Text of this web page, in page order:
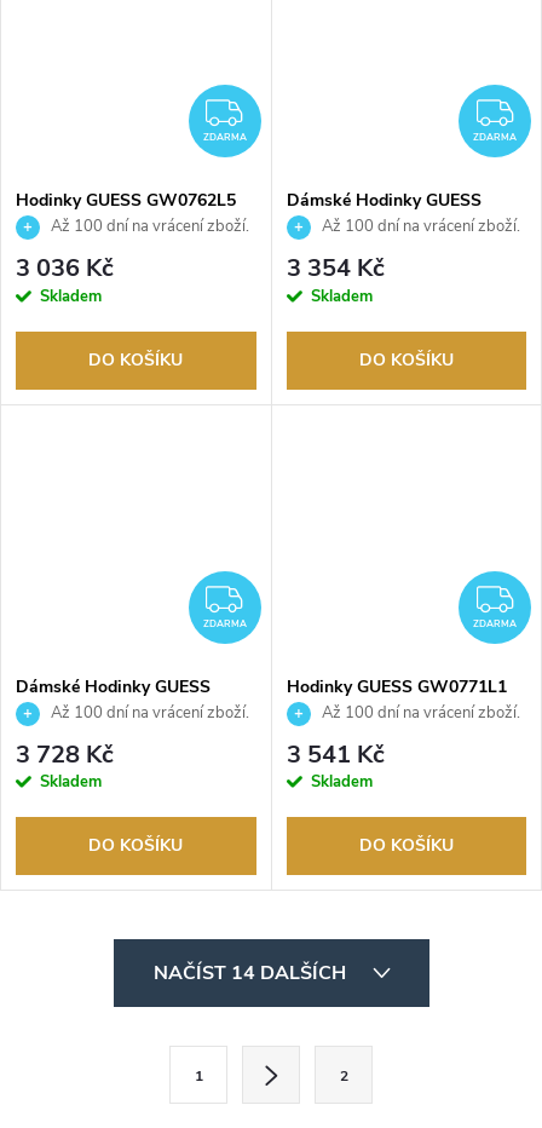
ZDARMA
ZDARMA
Hodinky GUESS GW0762L5
Až 100 dní na vrácení zboží.
Autorizovaný prodejce.
3 036 Kč
Skladem
DO KOŠÍKU
ZDARMA
Dámské Hodinky GUESS
GW0856L1
Až 100 dní na vrácení zboží.
Autorizovaný prodejce.
3 354 Kč
Skladem
DO KOŠÍKU
ZDARMA
ZDARMA
Dámské Hodinky GUESS
GW0838L2
Až 100 dní na vrácení zboží.
Autorizovaný prodejce.
3 728 Kč
Skladem
DO KOŠÍKU
ZDARMA
Hodinky GUESS GW0771L1
Až 100 dní na vrácení zboží.
Autorizovaný prodejce.
3 541 Kč
Skladem
DO KOŠÍKU
NAČÍST 14 DALŠÍCH
1 2